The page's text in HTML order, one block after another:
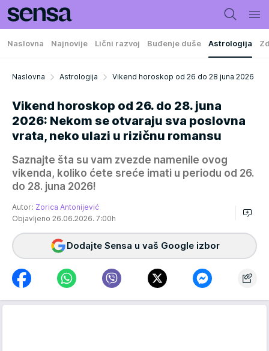
Naslovna Najnovije Lični razvoj Buđenje duše Astrologija
Naslovna Astrologija Vikend horoskop od 26 do 28 juna 2026
Vikend horoskop od 26. do 28. juna
2026: Nekom se otvaraju sva poslovna
vrata, neko ulazi u rizičnu romansu
Saznajte šta su vam zvezde namenile ovog
vikenda, koliko ćete sreće imati u periodu od 26.
do 28. juna 2026!
Autor: Zorica Antonijević
Objavljeno 26.06.2026. 7:00h
Dodajte Sensa u vaš Google izbor